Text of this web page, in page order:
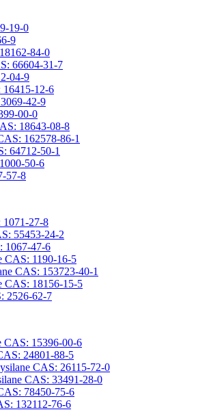
19-0
9
84-0
66604-31-7
04-9
16415-12-6
42-9
00-0
18643-08-8
162578-86-1
64712-50-1
50-6
57-8
1071-27-8
55453-24-2
1067-47-6
CAS: 1190-16-5
CAS: 153723-40-1
CAS: 18156-15-5
2526-62-7
CAS: 15396-00-6
24801-88-5
CAS: 26115-72-0
CAS: 33491-28-0
78450-75-6
132112-76-6